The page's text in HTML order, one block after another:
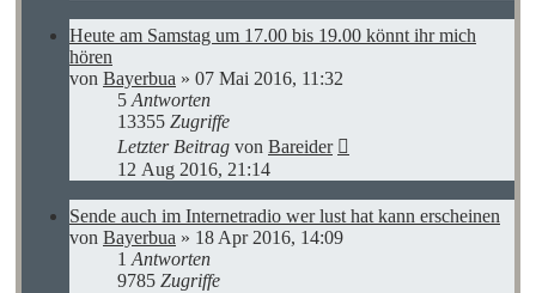
Heute am Samstag um 17.00 bis 19.00 könnt ihr mich
hören
von Bayerbua » 07 Mai 2016, 11:32
5 Antworten
13355 Zugriffe
Letzter Beitrag von Bareider
12 Aug 2016, 21:14
Sende auch im Internetradio wer lust hat kann erscheinen
von Bayerbua » 18 Apr 2016, 14:09
1 Antworten
9785 Zugriffe